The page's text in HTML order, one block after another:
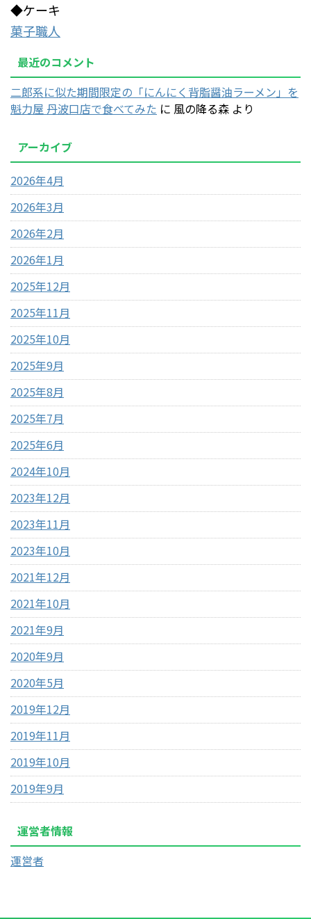
◆ケーキ
菓子職人
最近のコメント
二郎系に似た期間限定の「にんにく背脂醤油ラーメン」を
魁力屋 丹波口店で食べてみた に 風の降る森 より
アーカイブ
2026年4月
2026年3月
2026年2月
2026年1月
2025年12月
2025年11月
2025年10月
2025年9月
2025年8月
2025年7月
2025年6月
2024年10月
2023年12月
2023年11月
2023年10月
2021年12月
2021年10月
2021年9月
2020年9月
2020年5月
2019年12月
2019年11月
2019年10月
2019年9月
運営者情報
運営者